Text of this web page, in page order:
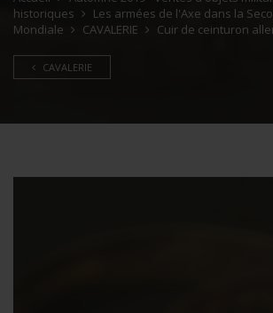
historiques
Les armées de l'Axe dans la
Mondiale
CAVALERIE Cuir de ceinturon
CAVALERIE